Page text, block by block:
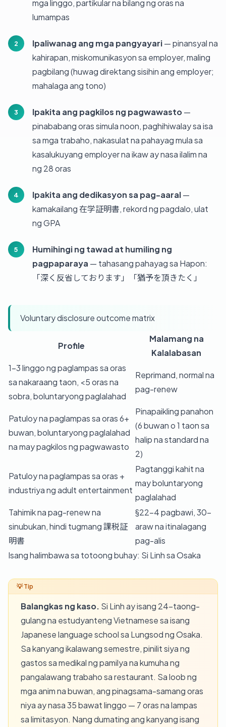
mga linggo, partikular na bilang ng oras na
lumampas
Ipaliwanag ang mga pangyayari— pinansyal na
kahirapan, miskomunikasyon sa employer, maling
pagbilang (huwag direktang sisihin ang employer;
mahalaga ang tono)
Ipakita ang pagkilos ng pagwawasto—
pinababang oras simula noon, paghihiwalay sa isa
sa mga trabaho, nakasulat na pahayag mula sa
kasalukuyang employer na ikaw ay nasa ilalim na
ng 28 oras
Ipakita ang dedikasyon sa pag-aaral—
kamakailang 在学証明書, rekord ng pagdalo, ulat
ng GPA
Humihingi ng tawad at humiling ng
pagpaparaya — tahasang pahayag sa Hapon:
「深く反省しております」「猶予を頂きたく」
Voluntary disclosure outcome matrix
Profile
Malamang na
Kalalabasan
1–3 linggo ng paglampas sa oras
sa nakaraang taon, <5 oras na
sobra, boluntaryong paglalahad
Reprimand, normal na
pag-renew
Patuloy na paglampas sa oras 6+
buwan, boluntaryong paglalahad
na may pagkilos ng pagwawasto
Pinapaikling panahon
(6 buwan o 1 taon sa
halip na standard na
2)
Patuloy na paglampas sa oras +
industriya ng adult entertainment
Pagtanggi kahit na
may boluntaryong
paglalahad
Tahimik na pag-renew na
sinubukan, hindi tugmang 課税証
明書
§22-4 pagbawi, 30-
araw na itinalagang
pag-alis
Isang halimbawa sa totoong buhay: Si Linh sa Osaka
Balangkas ng kaso. Si Linh ay isang 24-taong-
gulang na estudyanteng Vietnamese sa isang
Japanese language school sa Lungsod ng Osaka.
Sa kanyang ikalawang semestre, pinilit siya ng
gastos sa medikal ng pamilya na kumuha ng
pangalawang trabaho sa restaurant. Sa loob ng
mga anim na buwan, ang pinagsama-samang oras
niya ay nasa 35 bawat linggo — 7 oras na lampas
sa limitasyon. Nang dumating ang kanyang isang